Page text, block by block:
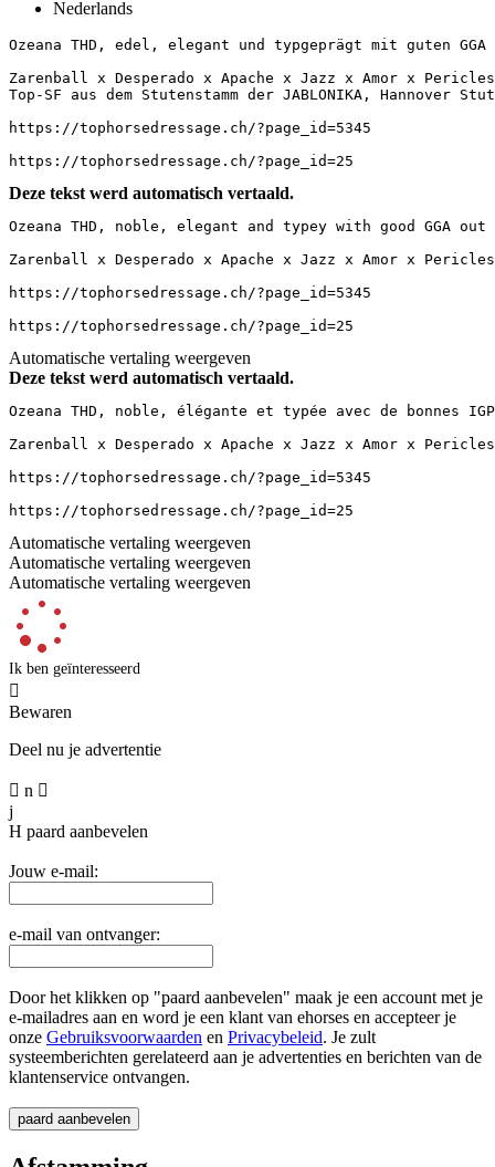
Nederlands
Ozeana THD, edel, elegant und typgeprägt mit guten GGA
Zarenball x Desperado x Apache x Jazz x Amor x
Top-SF aus dem Stutenstamm der JABLONIKA,
https://tophorsedressage.ch/?page_id=5345
https://tophorsedressage.ch/?page_id=25
Deze tekst werd automatisch vertaald.
Ozeana THD, noble, elegant and typey with good GGA
Zarenball x Desperado x Apache x Jazz x Amor x
https://tophorsedressage.ch/?page_id=5345
https://tophorsedressage.ch/?page_id=25
Automatische vertaling weergeven
Deze tekst werd automatisch vertaald.
Ozeana THD, noble, élégante et typée avec de bonnes
Zarenball x Desperado x Apache x Jazz x Amor x
https://tophorsedressage.ch/?page_id=5345
https://tophorsedressage.ch/?page_id=25
Automatische vertaling weergeven
Automatische vertaling weergeven
Automatische vertaling weergeven
Ik ben geïnteresseerd

Bewaren
Deel nu je advertentie
 n 
j
H paard aanbevelen
Jouw e-mail:
e-mail van ontvanger:
Door het klikken op "paard aanbevelen" maak je een account met je
e-mailadres aan en word je een klant van ehorses en accepteer je
onze Gebruiksvoorwaarden en Privacybeleid. Je zult
systeemberichten gerelateerd aan je advertenties en berichten van de
klantenservice ontvangen.